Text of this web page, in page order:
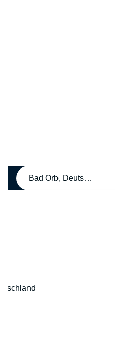
Bad Orb, Deutschland